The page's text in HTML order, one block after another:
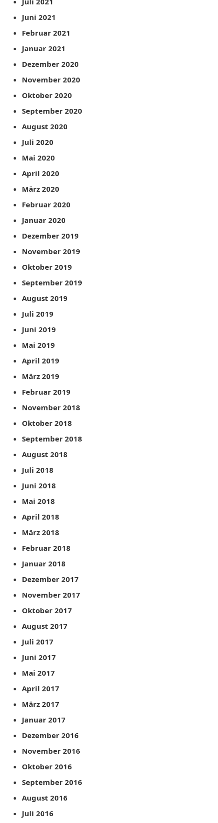
Juni 2021
Februar 2021
Januar 2021
Dezember 2020
November 2020
Oktober 2020
September 2020
August 2020
Juli 2020
Mai 2020
April 2020
März 2020
Februar 2020
Januar 2020
Dezember 2019
November 2019
Oktober 2019
September 2019
August 2019
Juli 2019
Juni 2019
Mai 2019
April 2019
März 2019
Februar 2019
November 2018
Oktober 2018
September 2018
August 2018
Juli 2018
Juni 2018
Mai 2018
April 2018
März 2018
Februar 2018
Januar 2018
Dezember 2017
November 2017
Oktober 2017
August 2017
Juli 2017
Juni 2017
Mai 2017
April 2017
März 2017
Januar 2017
Dezember 2016
November 2016
Oktober 2016
September 2016
August 2016
Juli 2016